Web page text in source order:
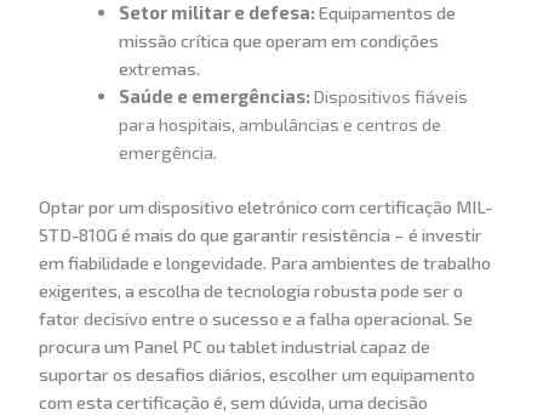
Setor militar e defesa:Equipamentos de
missão crítica que operam em condições
extremas.
Saúde e emergências:Dispositivos fiáveis
para hospitais, ambulâncias e centros de
emergência.
Optar por um dispositivo eletrónico com certificação MIL-
STD-810G é mais do que garantir resistência – é investir
em fiabilidade e longevidade. Para ambientes de trabalho
exigentes, a escolha de tecnologia robusta pode ser o
fator decisivo entre o sucesso e a falha operacional. Se
procura um Panel PC ou tablet industrial capaz de
suportar os desafios diários, escolher um equipamento
com esta certificação é, sem dúvida, uma decisão